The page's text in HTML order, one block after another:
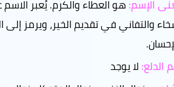
الإسم:هو العطاء والكرم. يُعبر
والتفاني في تقديم الخير، ويرمز
الدلع:لا يوجد